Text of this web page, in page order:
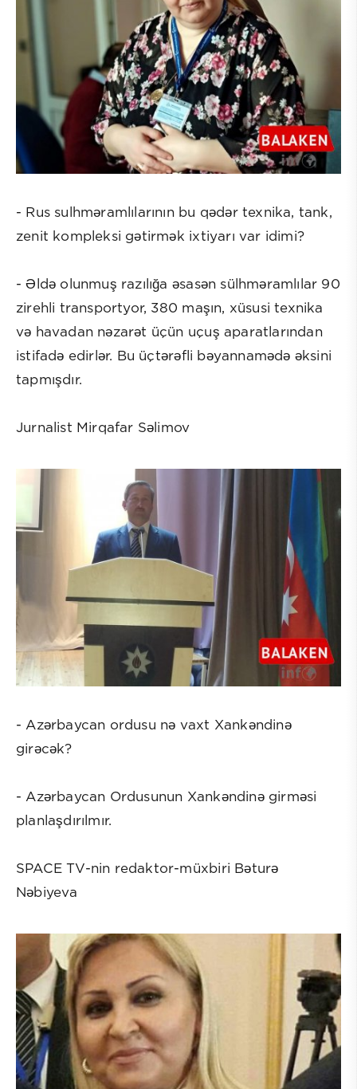
- Rus sulhməramlılarının bu qədər texnika, tank,
zenit kompleksi gətirmək ixtiyarı var idimi?
- Əldə olunmuş razılığa əsasən sülhməramlılar 90
zirehli transportyor, 380 maşın, xüsusi texnika
və havadan nəzarət üçün uçuş aparatlarından
istifadə edirlər. Bu üçtərəfli bəyannamədə əksini
tapmışdır.
Jurnalist Mirqafar Səlimov
- Azərbaycan ordusu nə vaxt Xankəndinə
girəcək?
- Azərbaycan Ordusunun Xankəndinə girməsi
planlaşdırılmır.
SPACE TV-nin redaktor-müxbiri Bəturə
Nəbiyeva